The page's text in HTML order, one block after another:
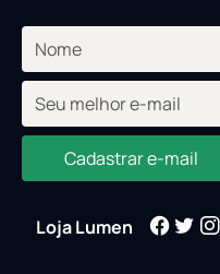
Cadastrar e-mail
Loja Lumen